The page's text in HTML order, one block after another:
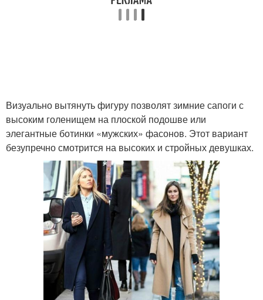
Визуально вытянуть фигуру позволят зимние сапоги с
высоким голенищем на плоской подошве или
элегантные ботинки «мужских» фасонов. Этот вариант
безупречно смотрится на высоких и стройных девушках.